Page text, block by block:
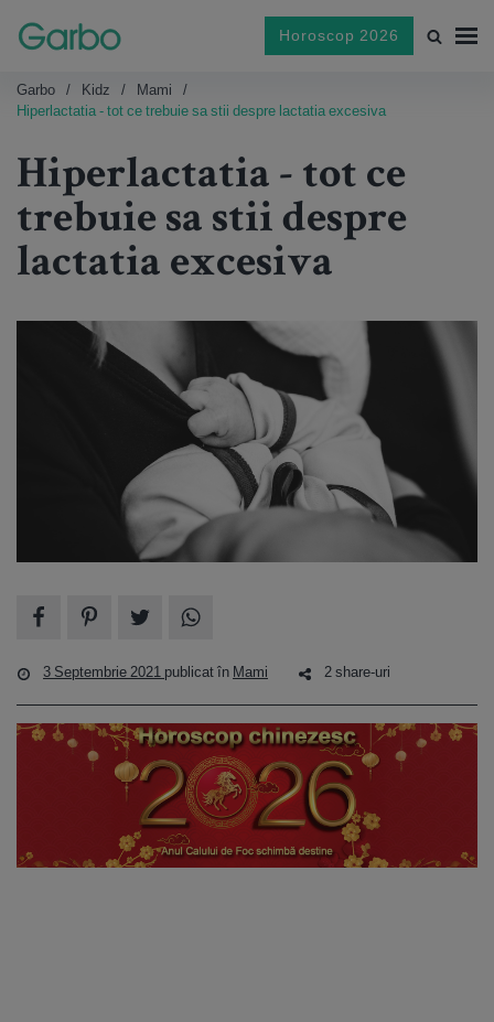
Horoscop 2026
Garbo Kidz
Mami
Hiperlactatia - tot ce trebuie sa stii despre lactatia excesiva
Hiperlactatia - tot ce
trebuie sa stii despre
lactatia excesiva
3 Septembrie 2021 publicat în Mami 2 share-uri